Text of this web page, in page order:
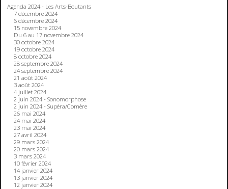
Agenda 2024 - Les Arts-Boutants
7 décembre 2024
6 décembre 2024
15 novembre 2024
Du 6 au 17 novembre 2024
30 octobre 2024
19 octobre 2024
8 octobre 2024
28 septembre 2024
24 septembre 2024
21 août 2024
3 août 2024
4 juillet 2024
2 juin 2024 - Sonomorphose
2 juin 2024 - Supéra/Comère
26 mai 2024
24 mai 2024
23 mai 2024
27 avril 2024
29 mars 2024
20 mars 2024
3 mars 2024
10 février 2024
14 janvier 2024
13 janvier 2024
12 janvier 2024